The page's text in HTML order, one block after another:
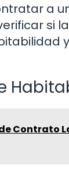
a
si
Contrato